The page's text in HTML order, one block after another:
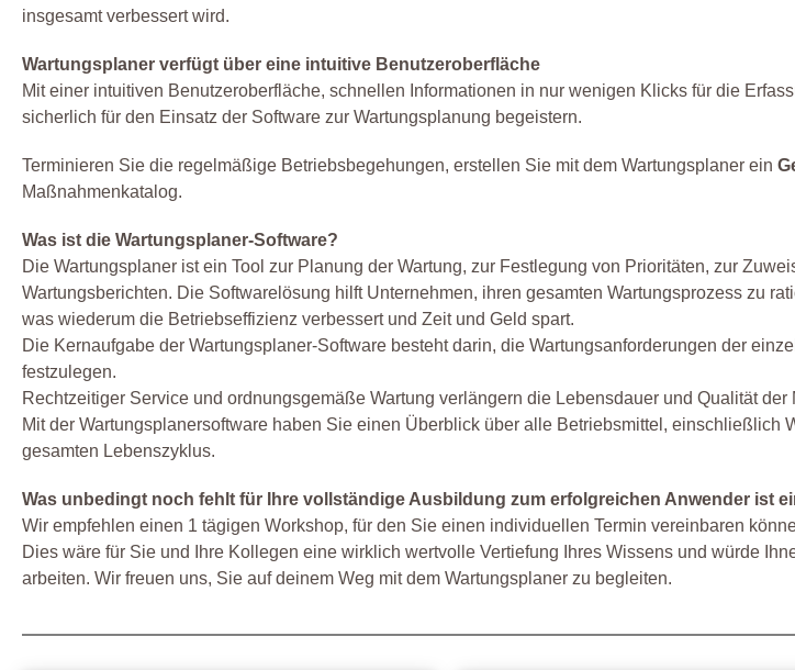
insgesamt verbessert wird.
Wartungsplaner verfügt über eine intuitive Benutzeroberfläche
Mit einer intuitiven Benutzeroberfläche, schnellen Informationen in nur wenigen Klicks für die
sicherlich für den Einsatz der Software zur Wartungsplanung begeistern.
Terminieren Sie die regelmäßige Betriebsbegehungen, erstellen Sie mit dem Wartungsplaner ein
Maßnahmenkatalog.
Was ist die Wartungsplaner-Software?
Die Wartungsplaner ist ein Tool zur Planung der Wartung, zur Festlegung von Prioritäten, zur
Wartungsberichten. Die Softwarelösung hilft Unternehmen, ihren gesamten Wartungsprozess zu
was wiederum die Betriebseffizienz verbessert und Zeit und Geld spart.
Die Kernaufgabe der Wartungsplaner-Software besteht darin, die Wartungsanforderungen der
festzulegen.
Rechtzeitiger Service und ordnungsgemäße Wartung verlängern die Lebensdauer und Qualität
Mit der Wartungsplanersoftware haben Sie einen Überblick über alle Betriebsmittel,
gesamten Lebenszyklus.
Was unbedingt noch fehlt für Ihre vollständige Ausbildung zum erfolgreichen Anwender ist
Wir empfehlen einen 1 tägigen Workshop, für den Sie einen individuellen Termin vereinbaren
Dies wäre für Sie und Ihre Kollegen eine wirklich wertvolle Vertiefung Ihres Wissens und würde
arbeiten. Wir freuen uns, Sie auf deinem Weg mit dem Wartungsplaner zu begleiten.